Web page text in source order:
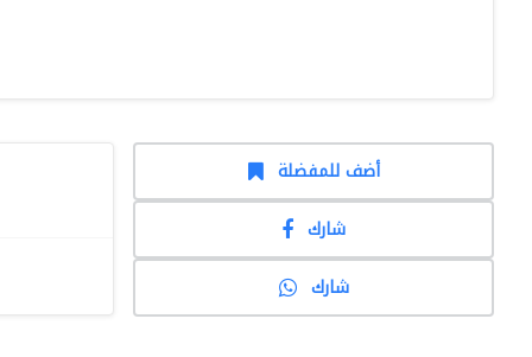
أضف للمفضلة
شارك
شارك